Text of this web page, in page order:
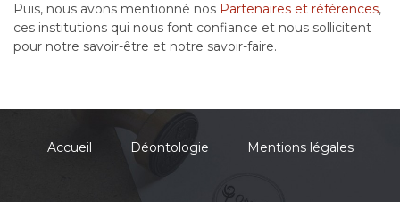
Puis, nous avons mentionné nos Partenaires et références,
ces institutions qui nous font confiance et nous sollicitent
pour notre savoir-être et notre savoir-faire.
Accueil Déontologie Mentions légales